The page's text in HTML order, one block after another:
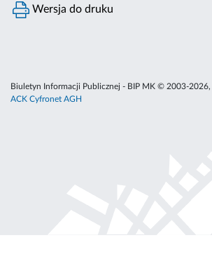
Wersja do druku
Biuletyn Informacji Publicznej - BIP MK © 2003-2026,
ACK Cyfronet AGH